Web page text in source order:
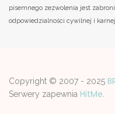
pisemnego zezwolenia jest
odpowiedzialności cywilnej i
Copyright © 2007 - 2025
Serwery zapewnia HitMe.